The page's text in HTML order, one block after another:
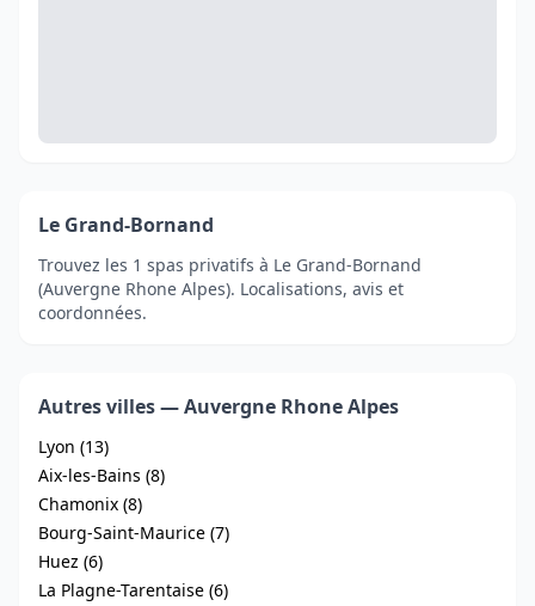
Le Grand-Bornand
Trouvez les 1 spas privatifs à Le Grand-Bornand
(Auvergne Rhone Alpes). Localisations, avis et
coordonnées.
Autres villes — Auvergne Rhone Alpes
Lyon (13)
Aix-les-Bains (8)
Chamonix (8)
Bourg-Saint-Maurice (7)
Huez (6)
La Plagne-Tarentaise (6)